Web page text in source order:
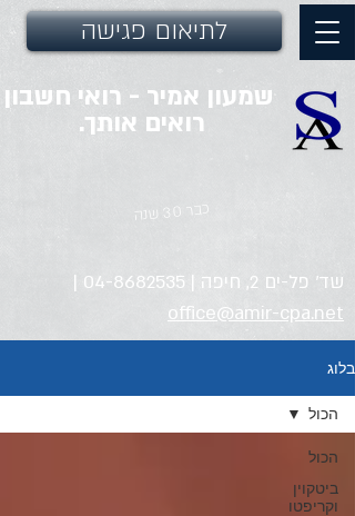
לתיאום פגישה
שמעון אמיר - רואי חשבון
רואים אותך.
שד' פל-ים 2, חיפה | 04-8682535
|
office@amir-cpa.net
כבר 30 שנה
בלוג
הכול
ביטקוין
וקריפטו
הכול